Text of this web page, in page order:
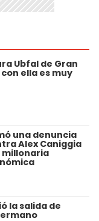
Ubfal de Gran
ella es muy
una denuncia
Alex Caniggia
millonaria
la salida de